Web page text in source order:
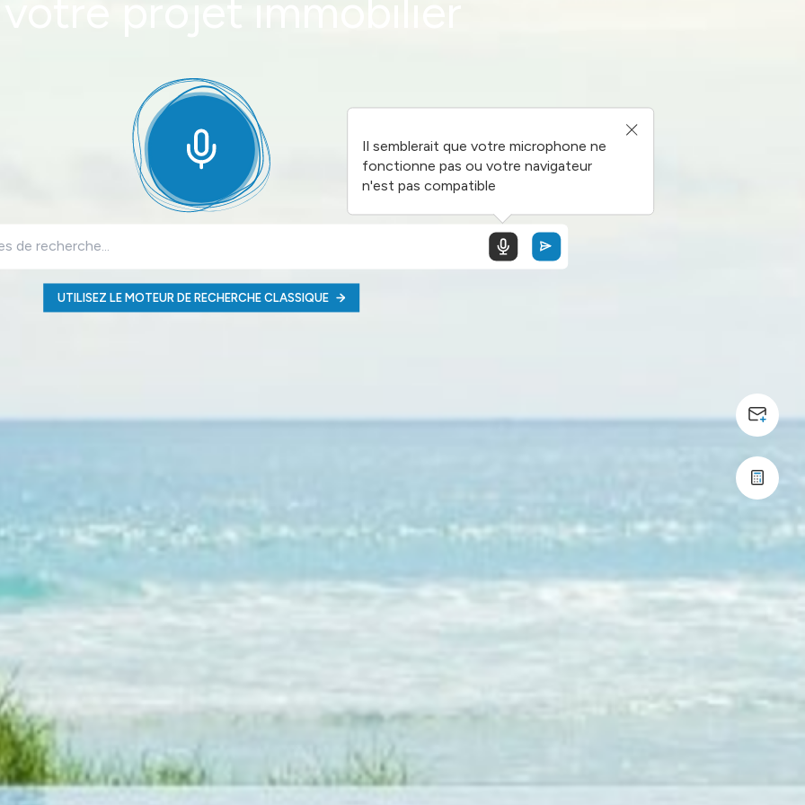
Il semblerait que votre microphone ne
fonctionne pas ou votre navigateur
n'est pas compatible
UTILISEZ LE MOTEUR DE RECHERCHE CLASSIQUE